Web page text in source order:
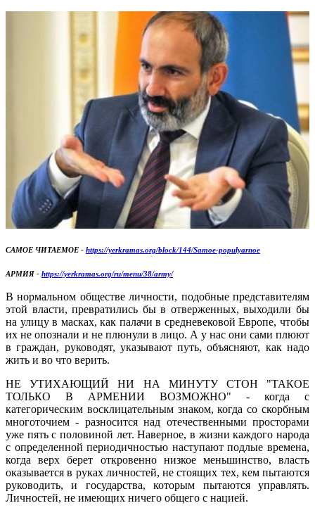
САМОЕ ЧИТАЕМОЕ - https://yerkramas.org/block/144/Samoe-populyarnoe
АРМИЯ - https://yerkramas.org/ru/menu/38/army/
В нормальном обществе личности, подобные представителям
этой власти, превратились бы в отверженных, выходили бы
на улицу в масках, как палачи в средневековой Европе, чтобы
их не опознали и не плюнули в лицо. А у нас они сами плюют
в граждан, руководят, указывают путь, объясняют, как надо
жить и во что верить.
НЕ УТИХАЮЩИЙ НИ НА МИНУТУ СТОН "ТАКОЕ
ТОЛЬКО В АРМЕНИИ ВОЗМОЖНО" - когда с
категорическим восклицательным знаком, когда со скорбным
многоточием - разносится над отечественными просторами
уже пять с половиной лет. Наверное, в жизни каждого народа
с определенной периодичностью наступают подлые времена,
когда верх берет откровенно низкое меньшинство, власть
оказывается в руках личностей, не стоящих тех, кем пытаются
руководить, и государства, которым пытаются управлять.
Личностей, не имеющих ничего общего с нацией.